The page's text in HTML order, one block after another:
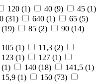
120 (1) 40 (9) 45 (1)
(31) 640 (1) 65 (5)
(19) 85 (2) 90 (14)
105 (1) 11,3 (2)
123 (1) 127 (1)
(1) 140 (18) 141,5 (1)
15,9 (1) 150 (73)